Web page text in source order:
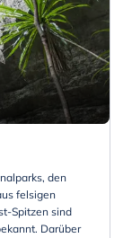
den
felsigen
Spitzen sind
Darüber